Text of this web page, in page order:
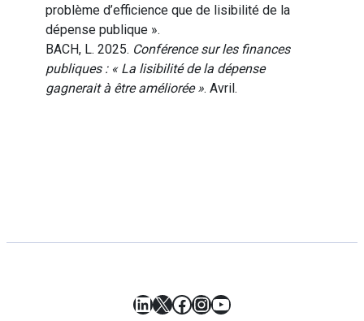
problème d’efficience que de lisibilité de la
dépense publique ».
BACH, L. 2025. Conférence sur les finances
publiques : « La lisibilité de la dépense
gagnerait à être améliorée ». Avril.
LinkedIn
X Facebook
Instagram
YouTube